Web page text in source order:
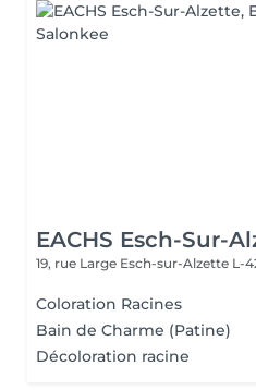
EACHS Esch-Sur-
19, rue Large Esch-sur-Alzette L-
Coloration Racines
Bain de Charme (Patine)
Décoloration racine